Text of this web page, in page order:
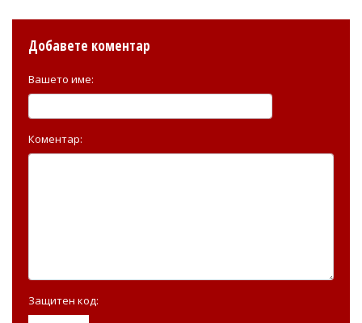
Добавете коментар
Вашето име:
Коментар:
Защитен код: